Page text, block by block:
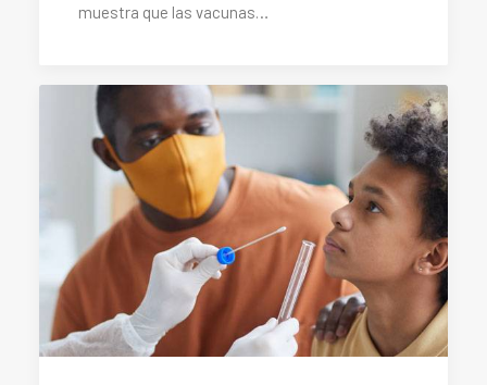
muestra que las vacunas…